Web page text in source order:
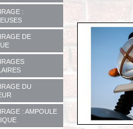
:
DE
DU
: AMPOULE